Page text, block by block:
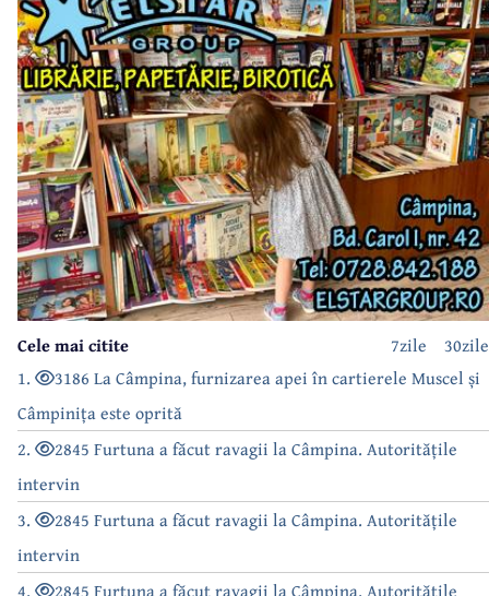
30zile
7zile
Cele mai citite
1.
3186 La Câmpina, furnizarea apei în cartierele Muscel și
Câmpinița este oprită
2.
2845 Furtuna a făcut ravagii la Câmpina. Autoritățile
intervin
3.
2845 Furtuna a făcut ravagii la Câmpina. Autoritățile
intervin
4.
2845 Furtuna a făcut ravagii la Câmpina. Autoritățile